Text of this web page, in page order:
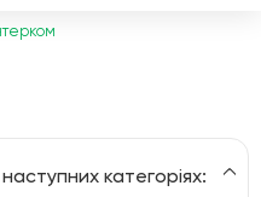
категоріях: